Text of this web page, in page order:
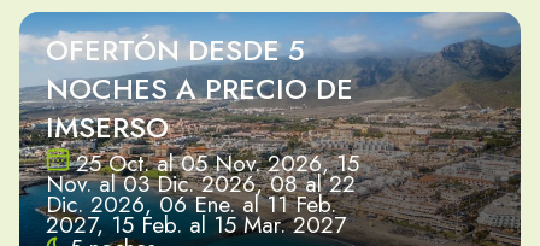
OFERTÓN DESDE 5
NOCHES A PRECIO DE
IMSERSO
25 Oct. al 05 Nov. 2026, 15
Nov. al 03 Dic. 2026, 08 al 22
Dic. 2026, 06 Ene. al 11 Feb.
2027, 15 Feb. al 15 Mar. 2027